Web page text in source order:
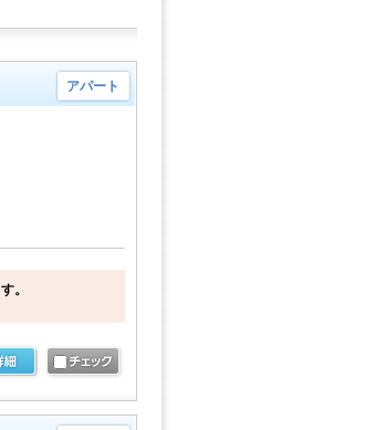
アパート
。